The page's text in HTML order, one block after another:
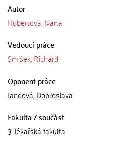
Autor
Hubertová, Ivana
Vedoucí práce
Smíšek, Richard
Oponent práce
Jandová, Dobroslava
Fakulta / součást
3. lékařská fakulta